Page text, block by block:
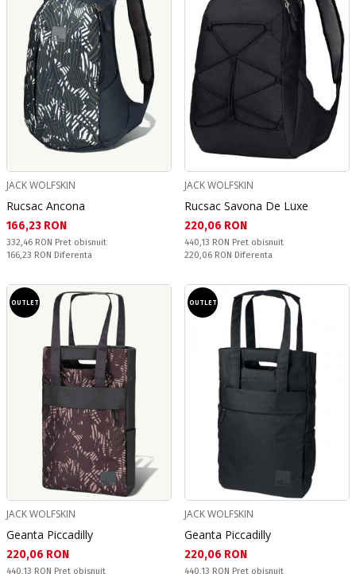
JACK WOLFSKIN
Rucsac Ancona
Текуща цена:
166,23 RON
Pret obisnuit:
332,46 RON Pret obisnuit
Спестявате:
166,23 RON Diferenta
JACK WOLFSKIN
Rucsac Savona De Luxe
Текуща цена:
220,06 RON
Pret obisnuit:
440,13 RON Pret obisnuit
Спестявате:
220,06 RON Diferenta
OUTLET
JACK WOLFSKIN
Geanta Piccadilly
Текуща цена:
220,06 RON
Pret obisnuit:
440,13 RON Pret obisnuit
OUTLET
JACK WOLFSKIN
Geanta Piccadilly
Текуща цена:
220,06 RON
Pret obisnuit:
440,13 RON Pret obisnuit